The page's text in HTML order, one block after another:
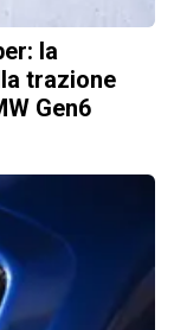
la
trazione
Gen6